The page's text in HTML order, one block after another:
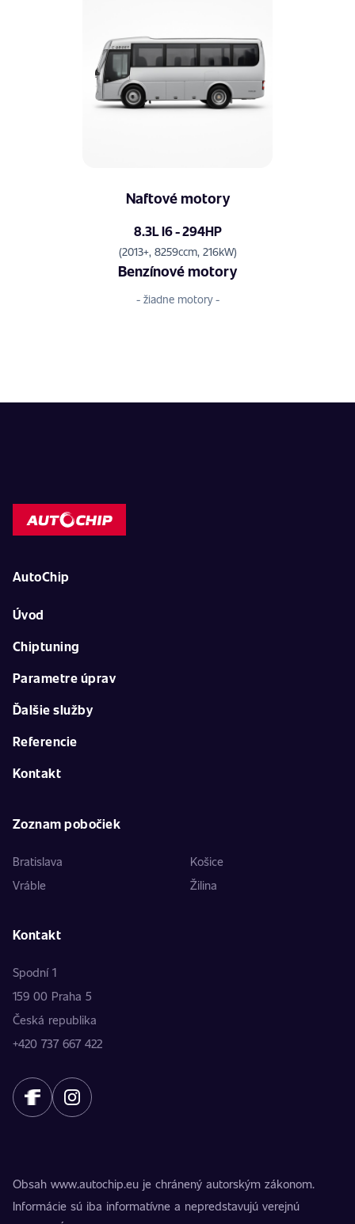
Naftové motory
8.3L I6 - 294HP
(2013+, 8259ccm, 216kW)
Benzínové motory
- žiadne motory -
AutoChip
Úvod
Chiptuning
Parametre úprav
Ďalšie služby
Referencie
Kontakt
Zoznam pobočiek
Bratislava
Košice
Vráble
Žilina
Kontakt
Spodní 1
159 00 Praha 5
Česká republika
+420 737 667 422
Obsah www.autochip.eu je chránený autorským zákonom.
Informácie sú iba informatívne a nepredstavujú verejnú